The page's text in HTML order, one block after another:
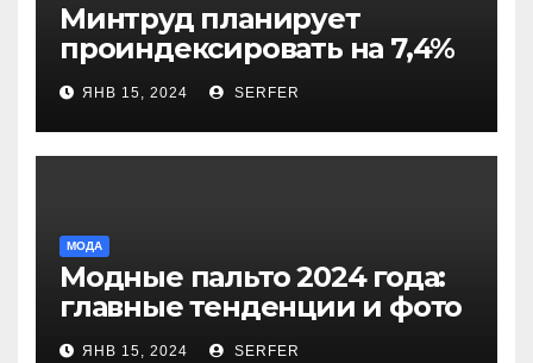
Минтруд планирует
проиндексировать на 7,4%
более 40 выплат и
компенсаций
ЯНВ 15, 2024 SERFER
МОДА
Модные пальто 2024 года:
главные тенденции и фото
новинок
ЯНВ 15, 2024 SERFER